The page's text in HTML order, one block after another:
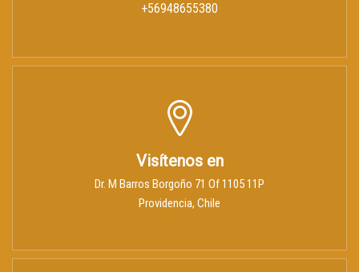
+56948655380
Visítenos en
Dr. M Barros Borgoño 71 Of 1105 11P
Providencia, Chile